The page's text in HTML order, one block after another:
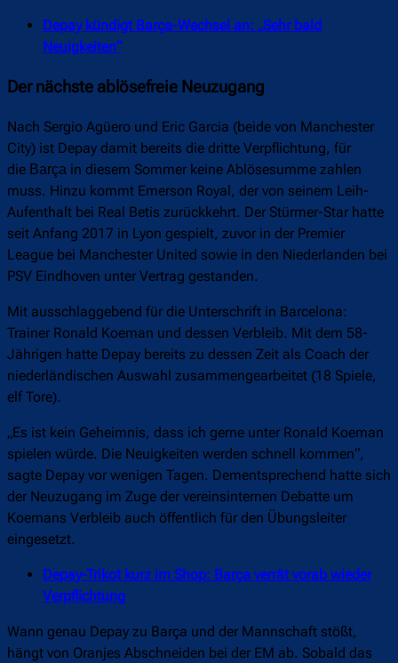
Depay kündigt Barça-Wechsel an: „Sehr bald
Neuigkeiten“
Der nächste ablösefreie Neuzugang
Nach Sergio Agüero und Eric Garcia (beide von Manchester
City) ist Depay damit bereits die dritte Verpflichtung, für
die Barça in diesem Sommer keine Ablösesumme zahlen
muss. Hinzu kommt Emerson Royal, der von seinem Leih-
Aufenthalt bei Real Betis zurückkehrt. Der Stürmer-Star hatte
seit Anfang 2017 in Lyon gespielt, zuvor in der Premier
League bei Manchester United sowie in den Niederlanden bei
PSV Eindhoven unter Vertrag gestanden.
Mit ausschlaggebend für die Unterschrift in Barcelona:
Trainer Ronald Koeman und dessen Verbleib. Mit dem 58-
Jährigen hatte Depay bereits zu dessen Zeit als Coach der
niederländischen Auswahl zusammengearbeitet (18 Spiele,
elf Tore).
„Es ist kein Geheimnis, dass ich gerne unter Ronald Koeman
spielen würde. Die Neuigkeiten werden schnell kommen“,
sagte Depay vor wenigen Tagen. Dementsprechend hatte sich
der Neuzugang im Zuge der vereinsinternen Debatte um
Koemans Verbleib auch öffentlich für den Übungsleiter
eingesetzt.
Depay-Trikot kurz im Shop: Barça verrät vorab wieder
Verpflichtung
Wann genau Depay zu Barça und der Mannschaft stößt,
hängt von Oranjes Abschneiden bei der EM ab. Sobald das